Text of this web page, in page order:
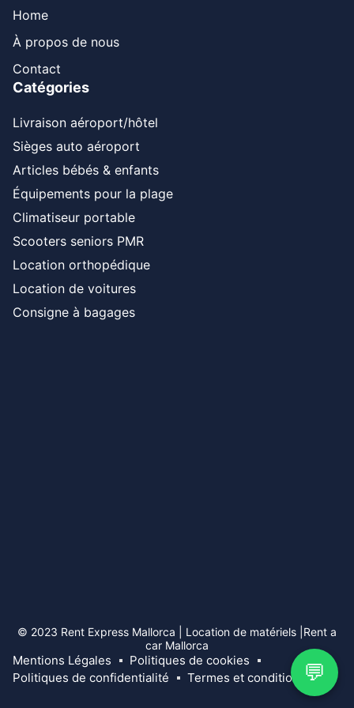
💬
Home
À propos de nous
Contact
Catégories
Livraison aéroport/hôtel
Sièges auto aéroport
Articles bébés & enfants
Équipements pour la plage
Climatiseur portable
Scooters seniors PMR
Location orthopédique
Location de voitures
Consigne à bagages
© 2023 Rent Express Mallorca | Location de matériels |Rent a
car Mallorca
Mentions Légales
Politiques de cookies
Politiques de confidentialité
Termes et conditions